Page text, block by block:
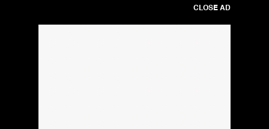
CLOSE AD